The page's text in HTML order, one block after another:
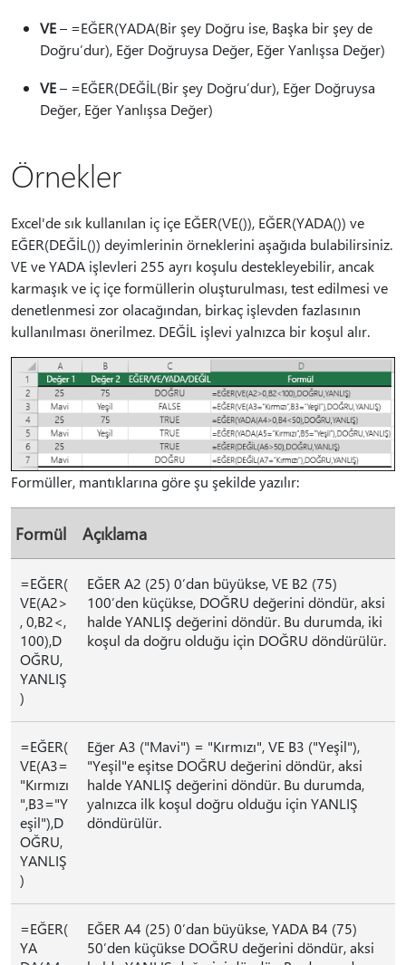
VE– =EĞER(YADA(Bir şey Doğru ise, Başka bir şey de
Doğru’dur), Eğer Doğruysa Değer, Eğer Yanlışsa Değer)
VE– =EĞER(DEĞİL(Bir şey Doğru’dur), Eğer Doğruysa
Değer, Eğer Yanlışsa Değer)
Örnekler
Excel'de sık kullanılan iç içe EĞER(VE()), EĞER(YADA()) ve
EĞER(DEĞİL()) deyimlerinin örneklerini aşağıda bulabilirsiniz.
VE ve YADA işlevleri 255 ayrı koşulu destekleyebilir, ancak
karmaşık ve iç içe formüllerin oluşturulması, test edilmesi ve
denetlenmesi zor olacağından, birkaç işlevden fazlasının
kullanılması önerilmez. DEĞİL işlevi yalnızca bir koşul alır.
Formüller, mantıklarına göre şu şekilde yazılır:
Formül Açıklama
=EĞER(
VE(A2>
, 0,B2<,
100),D
OĞRU,
YANLIŞ
)
EĞER A2 (25) 0’dan büyükse, VE B2 (75)
100’den küçükse, DOĞRU değerini döndür, aksi
halde YANLIŞ değerini döndür. Bu durumda, iki
koşul da doğru olduğu için DOĞRU döndürülür.
=EĞER(
VE(A3=
"Kırmızı
",B3="Y
eşil"),D
OĞRU,
YANLIŞ
)
Eğer A3 ("Mavi") = "Kırmızı", VE B3 ("Yeşil"),
"Yeşil"e eşitse DOĞRU değerini döndür, aksi
halde YANLIŞ değerini döndür. Bu durumda,
yalnızca ilk koşul doğru olduğu için YANLIŞ
döndürülür.
=EĞER(
YA
EĞER A4 (25) 0’dan büyükse, YADA B4 (75)
50’den küçükse DOĞRU değerini döndür, aksi